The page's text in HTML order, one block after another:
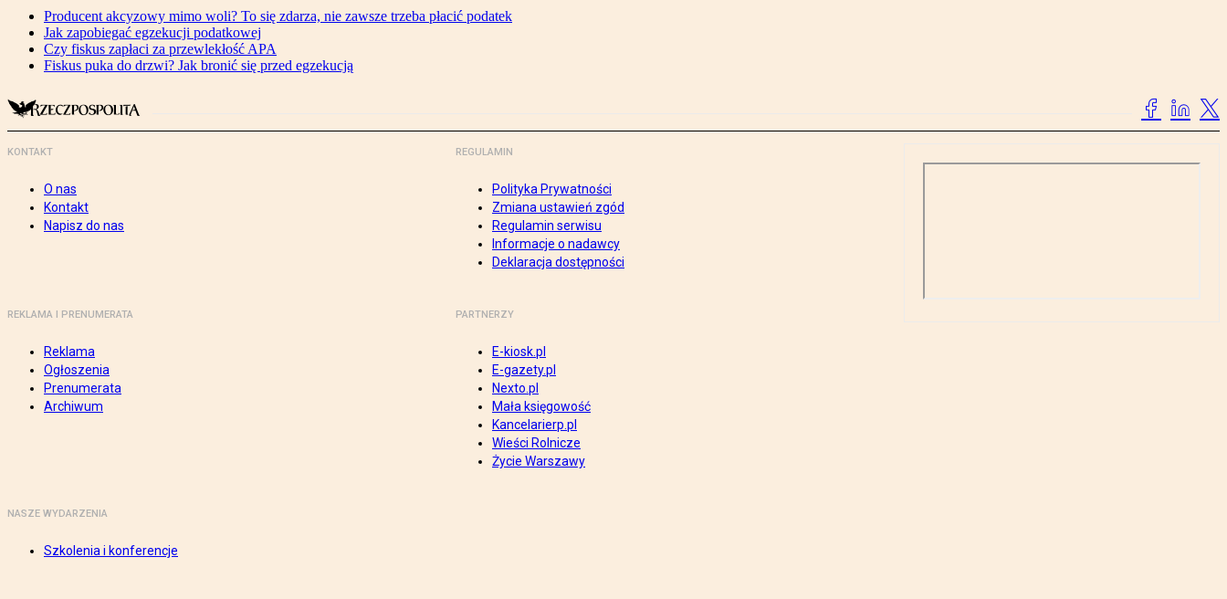
Producent akcyzowy mimo woli? To się zdarza, nie zawsze trzeba płacić podatek
Jak zapobiegać egzekucji podatkowej
Czy fiskus zapłaci za przewlekłość APA
Fiskus puka do drzwi? Jak bronić się przed egzekucją
KONTAKT
O nas
Kontakt
Napisz do nas
REGULAMIN
Polityka Prywatności
Zmiana ustawień zgód
Regulamin serwisu
Informacje o nadawcy
Deklaracja dostępności
REKLAMA I PRENUMERATA
Reklama
Ogłoszenia
Prenumerata
Archiwum
PARTNERZY
E-kiosk.pl
E-gazety.pl
Nexto.pl
Mała księgowość
Kancelarierp.pl
Wieści Rolnicze
Życie Warszawy
NASZE WYDARZENIA
Szkolenia i konferencje